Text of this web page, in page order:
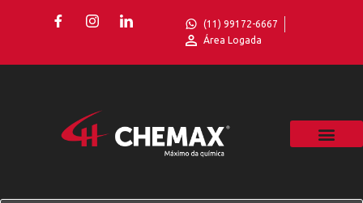
(11) 99172-6667
Área Logada